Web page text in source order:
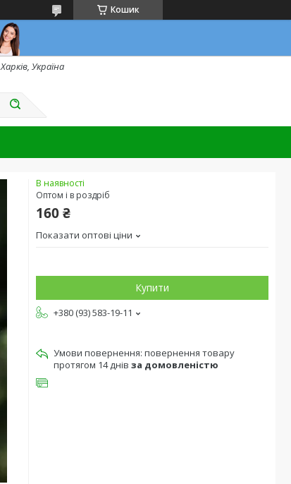
Кошик
Харків, Україна
В наявності
Оптом і в роздріб
160 ₴
Показати оптові ціни
Купити
+380 (93) 583-19-11
повернення товару
протягом 14 днів за домовленістю